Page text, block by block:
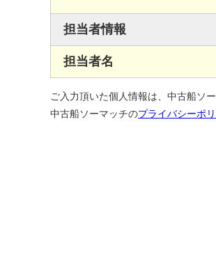
担当者情報
担当者名
ご入力頂いた個人情報は、中古船ソ
中古船ソーマッチのプライバシーポ